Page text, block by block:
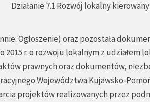
Działanie 7.1 Rozwój lokalny
Ogłoszenie) oraz pozostała
r. o rozwoju lokalnym z udziałem
prawnych oraz dokumentów,
Województwa Kujawsko-
projektów realizowanych przez